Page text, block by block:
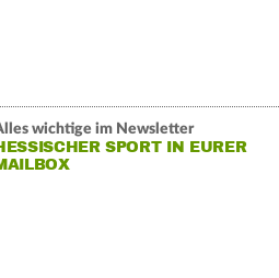
wichtige im Newsletter
SPORT IN EURER